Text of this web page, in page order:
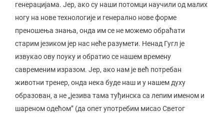
генерацијама. Јер, ако су наши потомци научили од малих
ногу на нове технологије и генерално нове форме
преношења знања, онда им се не можемо обраћати
старим језиком јер нас неће разумети. Ненад Гугл је
извукао ову поуку и обратио се нашем времену
савременим изразом. Јер, ако нам је већ потребан
животни тренер, онда нека буде наш и у нашем духу
образован, а не „језива тама туђинска са лепим именом и
шареном одећом” (да опет употребим мисао Светог